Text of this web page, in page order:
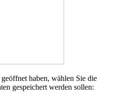
haben, wählen Sie die
gespeichert werden sollen: